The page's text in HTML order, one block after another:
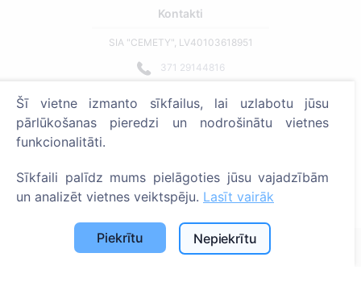
Kontakti
SIA "CEMETY", LV40103618951
371 29144816
Strādājam visā Latvijā!
Administratoriem
© 2013 - 2026 Cemety Visas tiesības aizsargātas
Privātuma politika un noteikumi.
Šī vietne izmanto sīkfailus, lai uzlabotu jūsu
pārlūkošanas pieredzi un nodrošinātu vietnes
funkcionalitāti.
Sīkfaili palīdz mums pielāgoties jūsu vajadzībām
un analizēt vietnes veiktspēju. Lasīt vairāk
Piekrītu Nepiekrītu